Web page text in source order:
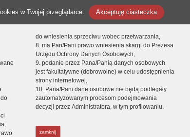
w Twojej przeglądarce. Akceptuję ciasteczka
do wniesienia sprzeciwu wobec przetwarzania,
8. ma Pan/Pani prawo wniesienia skargi do Prezesa
Urzędu Ochrony Danych Osobowych,
9. podanie przez Pana/Panią danych osobowych
jest fakultatywne (dobrowolne) w celu udostępnienia
strony internetowej,
10. Pana/Pani dane osobowe nie będą podlegały
zautomatyzowanym procesom podejmowania
decyzji przez Administratora, w tym profilowaniu.
zamknij